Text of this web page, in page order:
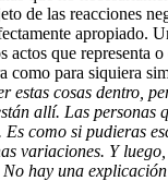
de las reacciones
apropiado.
actos que
como para siquiera
estas cosas dentro,
allí. Las personas
Es como si pudieras
variaciones. Y
hay una